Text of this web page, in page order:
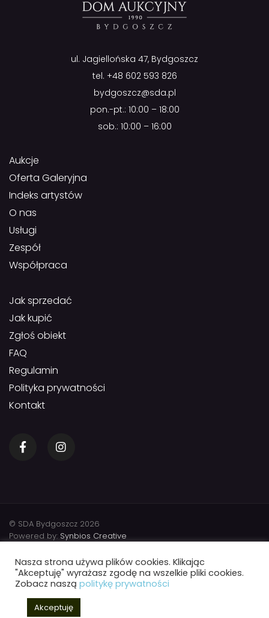
ul. Jagiellońska 47, Bydgoszcz
tel. +48 602 593 826
bydgoszcz@sda.pl
pon.-pt.: 10:00 – 18:00
sob.: 10:00 – 16:00
Aukcje
Oferta Galeryjna
Indeks artystów
O nas
Usługi
Zespół
Współpraca
Jak sprzedać
Jak kupić
Zgłoś obiekt
FAQ
Regulamin
Polityka prywatności
Kontakt
© SDA Bydgoszcz 2026
Powered by: Synbios Creative
Nasza strona używa plików cookies. Klikając
"Akceptuję" wyrażasz zgodę na wszelkie pliki cookies.
Zobacz naszą politykę prywatności
Akceptuję